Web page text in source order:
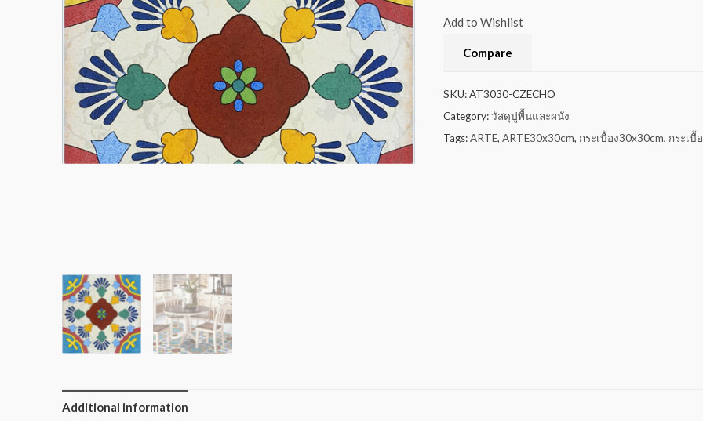
Add to Wishlist
Compare
SKU:AT3030-CZECHO
Category: วัสดุปูพื้นและผนัง
Tags:ARTE, ARTE30x30cm, กระเบื้อง30x30cm, กระเบื้
Additional information